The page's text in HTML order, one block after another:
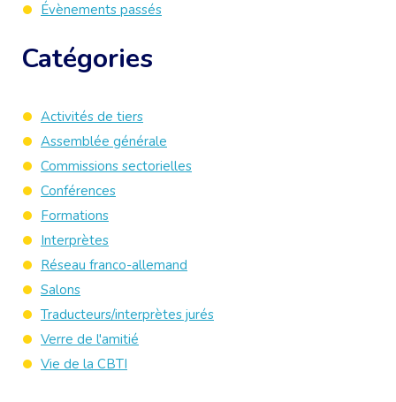
Évènements passés
Catégories
Activités de tiers
Assemblée générale
Commissions sectorielles
Conférences
Formations
Interprètes
Réseau franco-allemand
Salons
Traducteurs/interprètes jurés
Verre de l'amitié
Vie de la CBTI